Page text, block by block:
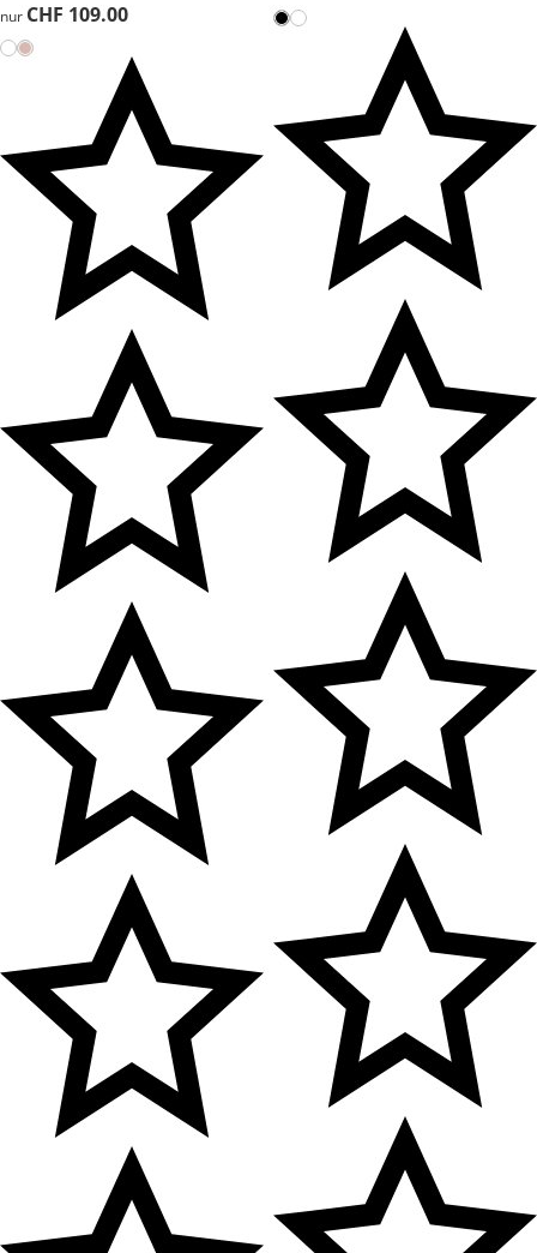
CHF 109.00
nur CHF 109.00